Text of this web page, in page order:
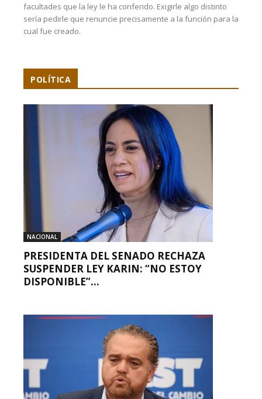
facultades que la ley le ha conferido. Exigirle algo distinto
sería pedirle que renuncie precisamente a la función para la
cual fue creado.
POLÍTICA
NACIONAL
PRESIDENTA DEL SENADO RECHAZA
SUSPENDER LEY KARIN: “NO ESTOY
DISPONIBLE”...